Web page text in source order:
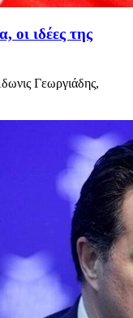
οι ιδέες της
Γεωργιάδης,